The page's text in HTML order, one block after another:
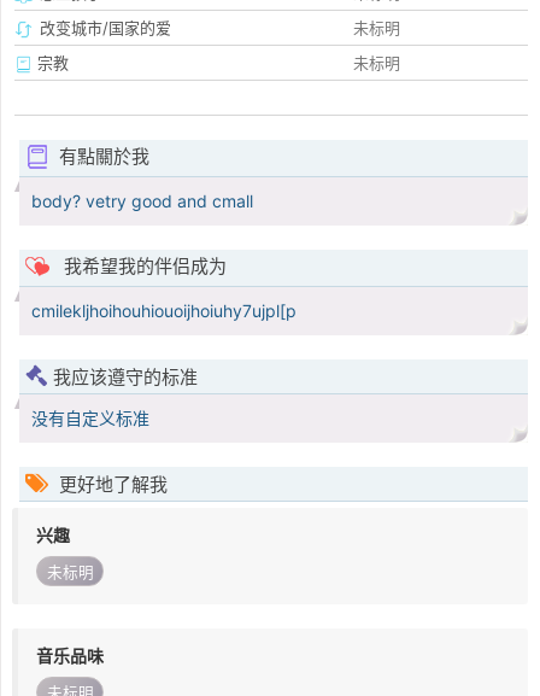
改变城市/国家的爱
未标明
宗教
未标明
有點關於我
body? vetry good and cmall
我希望我的伴侣成为
cmilekljhoihouhiouoijhoiuhy7ujpl[p
我应该遵守的标准
没有自定义标准
更好地了解我
兴趣
未标明
音乐品味